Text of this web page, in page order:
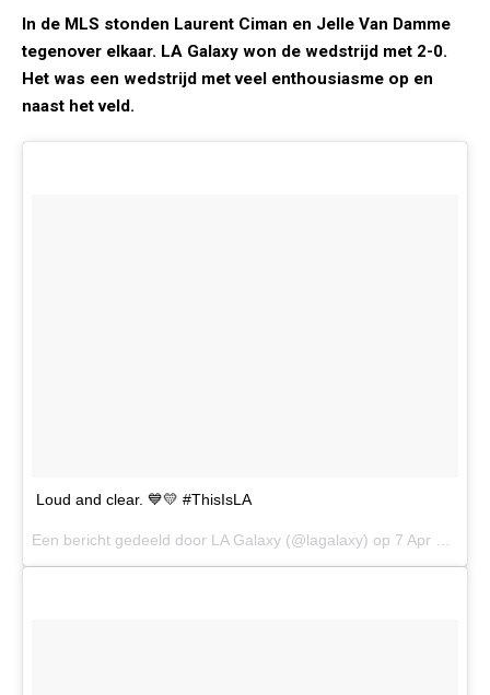
In de MLS stonden Laurent Ciman en Jelle Van Damme
tegenover elkaar. LA Galaxy won de wedstrijd met 2-0.
Het was een wedstrijd met veel enthousiasme op en
naast het veld.
Loud and clear. 💙💛 #ThisIsLA
Een bericht gedeeld door LA Galaxy (@lagalaxy) op 7 Apr 2017 om 9:37 PDT